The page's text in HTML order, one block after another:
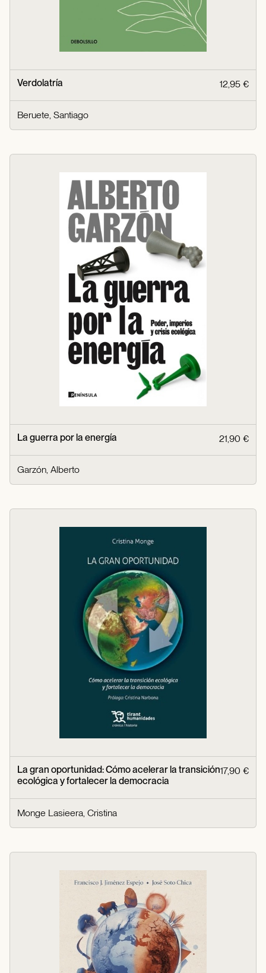
Verdolatría 12,95 €
Beruete, Santiago
La guerra por la energía 21,90 €
Garzón, Alberto
La gran oportunidad: Cómo acelerar la transición
ecológica y fortalecer la democracia
17,90 €
Monge Lasieera, Cristina